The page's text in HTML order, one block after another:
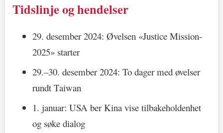
Tidslinje og hendelser
29. desember 2024: Øvelsen «Justice Mission-
2025» starter
29.–30. desember 2024: To dager med øvelser
rundt Taiwan
1. januar: USA ber Kina vise tilbakeholdenhet
og søke dialog